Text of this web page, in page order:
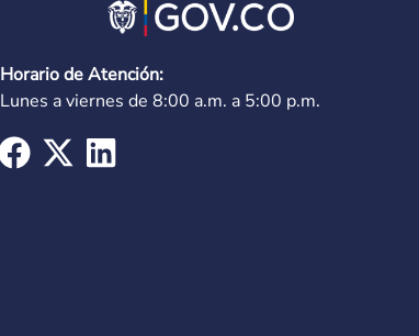
Horario de Atención:
Lunes a viernes de 8:00 a.m. a 5:00 p.m.